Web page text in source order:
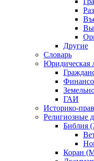
Другие
Словарь
Юридическая
ГАИ
Историко-
Религиозные
Библия
Коран